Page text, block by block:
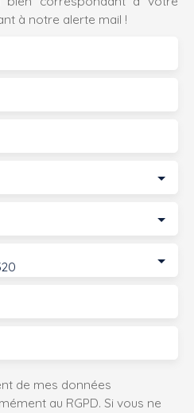
à notre alerte mail !
de mes données
au RGPD. Si vous ne